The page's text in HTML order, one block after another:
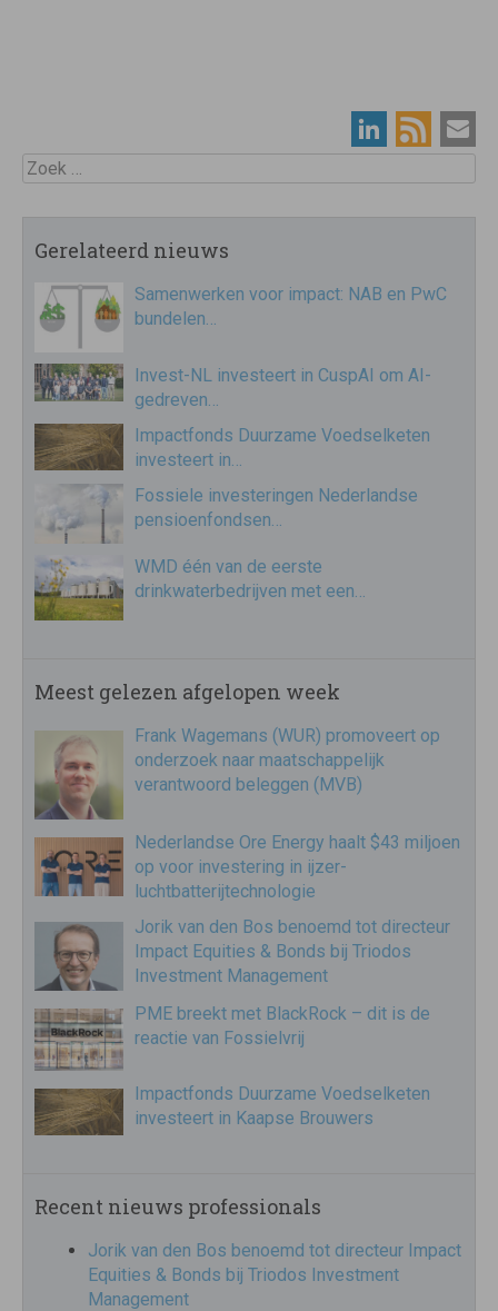
Zoek
Gerelateerd nieuws
Samenwerken voor impact: NAB en PwC
bundelen…
Invest-NL investeert in CuspAI om AI-
gedreven…
Impactfonds Duurzame Voedselketen
investeert in…
Fossiele investeringen Nederlandse
pensioenfondsen…
WMD één van de eerste
drinkwaterbedrijven met een…
Meest gelezen afgelopen week
Frank Wagemans (WUR) promoveert op
onderzoek naar maatschappelijk
verantwoord beleggen (MVB)
Nederlandse Ore Energy haalt $43 miljoen
op voor investering in ijzer-
luchtbatterijtechnologie
Jorik van den Bos benoemd tot directeur
Impact Equities & Bonds bij Triodos
Investment Management
PME breekt met BlackRock – dit is de
reactie van Fossielvrij
Impactfonds Duurzame Voedselketen
investeert in Kaapse Brouwers
Recent nieuws professionals
Jorik van den Bos benoemd tot directeur Impact
Equities & Bonds bij Triodos Investment
Management